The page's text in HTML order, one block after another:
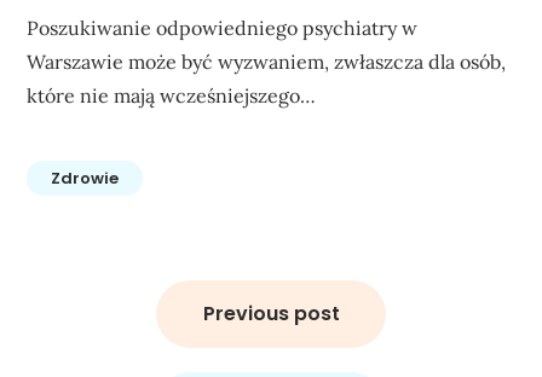
Poszukiwanie odpowiedniego psychiatry w
Warszawie może być wyzwaniem, zwłaszcza dla osób,
które nie mają wcześniejszego…
Zdrowie
Previous post